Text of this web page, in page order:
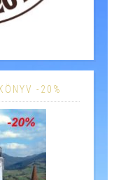
-20%